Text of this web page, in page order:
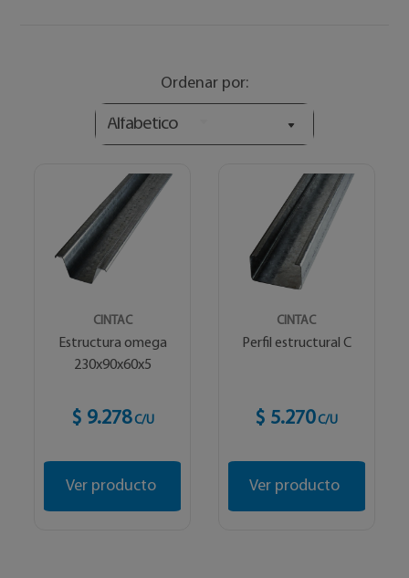
Ordenar por:
Alfabetico
CINTAC
Estructura omega
230x90x60x5
$ 9.278 C/U
Ver producto
CINTAC
Perfil estructural C
$ 5.270 C/U
Ver producto